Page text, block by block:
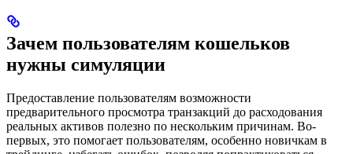
Зачем пользователям кошельков
нужны симуляции
Предоставление пользователям возможности
предварительного просмотра транзакций до расходования
реальных активов полезно по нескольким причинам. Во-
первых, это помогает пользователям, особенно новичкам в